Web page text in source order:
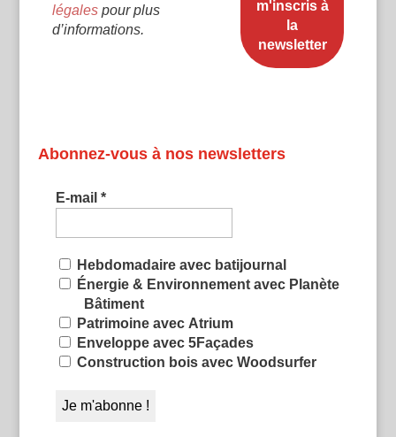
légalespour plus
d’informations.
Abonnez-vous à nos newsletters
E-mail *
Hebdomadaire avec batijournal
Énergie & Environnement avec Planète
Bâtiment
Patrimoine avec Atrium
Enveloppe avec 5Façades
Construction bois avec Woodsurfer